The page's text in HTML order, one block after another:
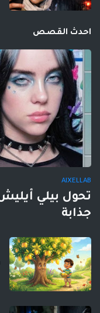
احدث القصص
AIXELLAB
جذابة